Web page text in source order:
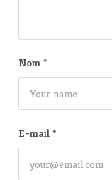
Nom *
E-mail *